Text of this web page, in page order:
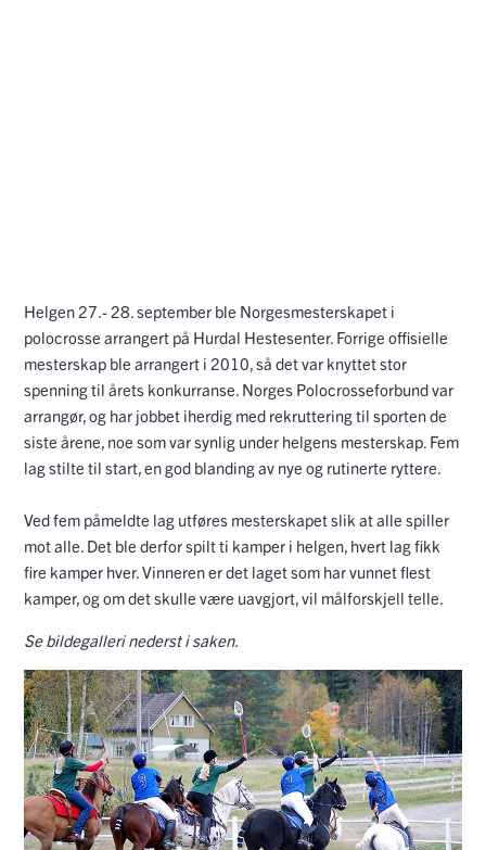
Helgen 27.- 28. september ble Norgesmesterskapet i
polocrosse arrangert på Hurdal Hestesenter. Forrige offisielle
mesterskap ble arrangert i 2010, så det var knyttet stor
spenning til årets konkurranse. Norges Polocrosseforbund var
arrangør, og har jobbet iherdig med rekruttering til sporten de
siste årene, noe som var synlig under helgens mesterskap. Fem
lag stilte til start, en god blanding av nye og rutinerte ryttere.
Ved fem påmeldte lag utføres mesterskapet slik at alle spiller
mot alle. Det ble derfor spilt ti kamper i helgen, hvert lag fikk
fire kamper hver. Vinneren er det laget som har vunnet flest
kamper, og om det skulle være uavgjort, vil målforskjell telle.
Se bildegalleri nederst i saken.